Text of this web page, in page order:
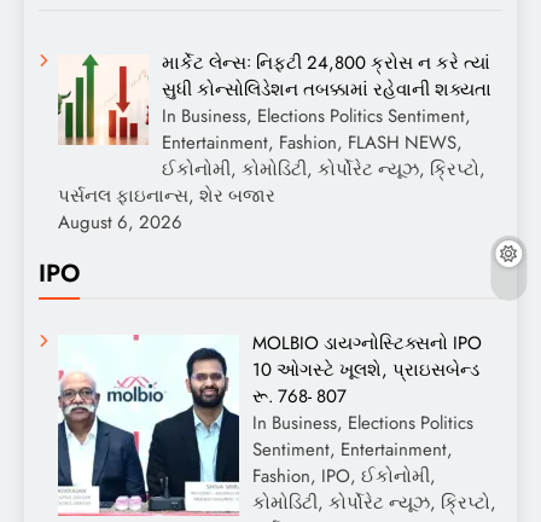
માર્કેટ લેન્સઃ નિફ્ટી 24,800 ક્રોસ ન કરે ત્યાં
સુધી કોન્સોલિડેશન તબક્કામાં રહેવાની શક્યતા
In Business, Elections Politics Sentiment,
Entertainment, Fashion, FLASH NEWS,
ઈકોનોમી, કોમોડિટી, કોર્પોરેટ ન્યૂઝ, ક્રિપ્ટો,
પર્સનલ ફાઇનાન્સ, શેર બજાર
August 6, 2026
IPO
MOLBIO ડાયગ્નોસ્ટિક્સનો IPO
10 ઓગસ્ટે ખૂલશે, પ્રાઇસબેન્ડ
રૂ. 768- 807
In Business, Elections Politics
Sentiment, Entertainment,
Fashion, IPO, ઈકોનોમી,
કોમોડિટી, કોર્પોરેટ ન્યૂઝ, ક્રિપ્ટો,